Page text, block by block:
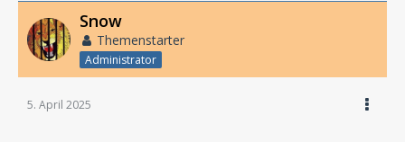
Snow
Themenstarter
Administrator
5. April 2025